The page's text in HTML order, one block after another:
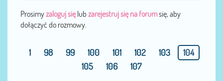
Prosimyzaloguj sięlub zarejestruj się na forumsię, aby
dołączyć do rozmowy.
1 98 99 100 101 102 103
104
105
106 107